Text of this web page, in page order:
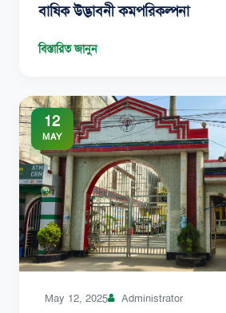
বাষিক উদ্ভাবনী কমপরিকল্পনা
বিস্তারিত জানুন
12
MAY
May 12, 2025 Administrator